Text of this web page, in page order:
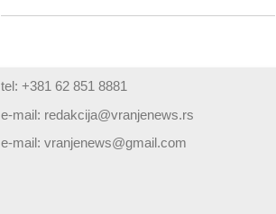
tel: +381 62 851 8881
e-mail: redakcija@vranjenews.rs
e-mail:vranjenews@gmail.com